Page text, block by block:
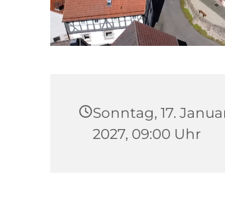
Sonntag, 17.
2027, 09:00 Uhr